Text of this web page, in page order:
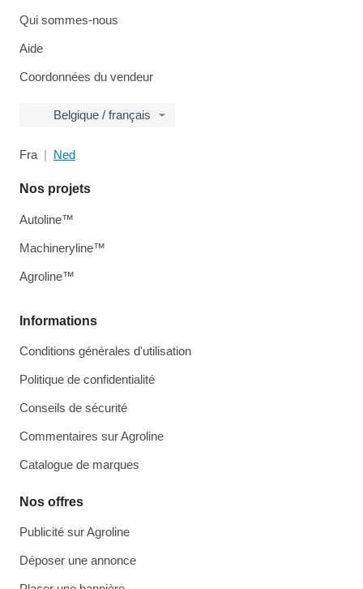
Qui sommes-nous
Aide
Coordonnées du vendeur
Belgique / français
Fra Ned
Informations
Conditions générales d'utilisation
Politique de confidentialité
Conseils de sécurité
Commentaires sur Agroline
Catalogue de marques
Nos offres
Publicité sur Agroline
Déposer une annonce
Nos projets
Autoline™
Machineryline™
Agroline™